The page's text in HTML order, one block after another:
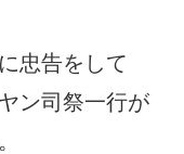
忠告をして
ン司祭一行が